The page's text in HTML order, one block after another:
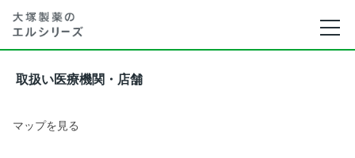
取扱い医療機関・店舗
マップを見る